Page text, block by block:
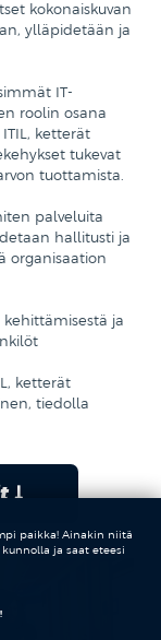
kokonaiskuvan
ylläpidetään ja
IT-
roolin osana
ketterät
tukevat
tuottamista.
palveluita
hallitusti ja
organisaation
ja
ketterät
tiedolla
paikka! Ainakin niitä
ja saat eteesi